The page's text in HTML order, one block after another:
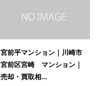
宮前平マンション｜川崎市
宮前区宮崎 マンション｜
売却・買取相...